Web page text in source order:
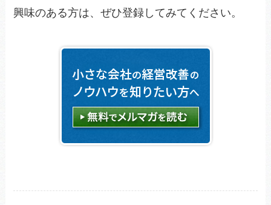
興味のある方は、ぜひ登録してみてください。